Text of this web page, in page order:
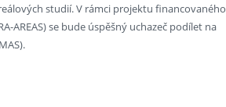
studií. V rámci projektu financovaného
AREAS) se bude úspěšný uchazeč podílet na